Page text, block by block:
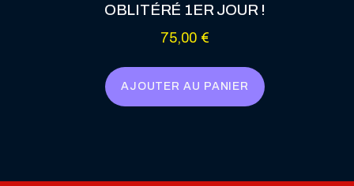
OBLITÉRÉ 1ER JOUR !
75,00 €
AJOUTER AU PANIER